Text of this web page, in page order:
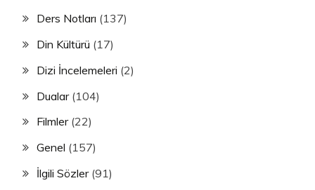
Ders Notları (137)
Din Kültürü (17)
Dizi İncelemeleri (2)
Dualar(104)
Filmler(22)
Genel (157)
İlgili Sözler(91)